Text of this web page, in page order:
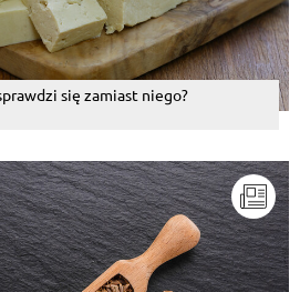
się zamiast niego?